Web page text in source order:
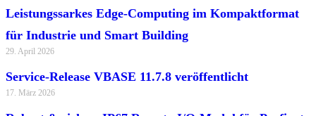
Leistungssarkes Edge-Computing im Kompaktformat
für Industrie und Smart Building
29. April 2026
Service-Release VBASE 11.7.8 veröffentlicht
17. März 2026